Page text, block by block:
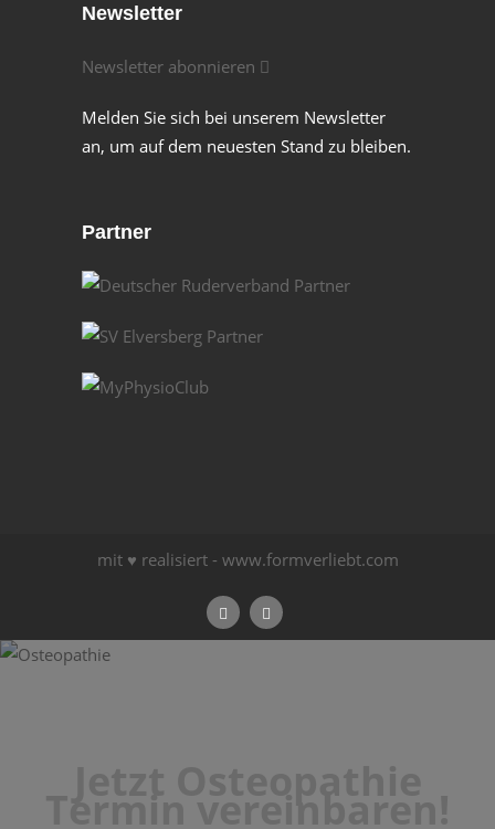
Newsletter
Newsletter abonnieren
Melden Sie sich bei unserem Newsletter
an, um auf dem neuesten Stand zu bleiben.
Partner
mit ♥ realisiert - www.formverliebt.com